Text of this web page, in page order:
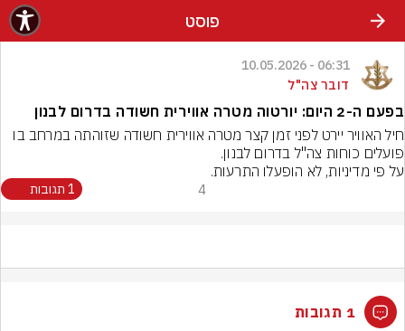
פוסט
06:31 - 10.05.2026
דובר צה"ל
בפעם ה-2 היום: יורטוה מטרה אווירית חשודה בדרום לבנון
על פי מדיניות, לא הופעלו התרעות.
4 1 תגובות
1 תגובות